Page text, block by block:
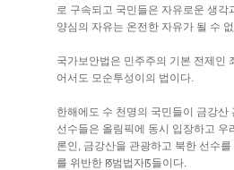
로 구속되고 국민들은 자유로운 생
양심의 자유는 온전한 자유가 될 수
국가보안법은 민주주의 기본 전제인
어서도 모순투성이의 법이다.
한해에도 수 천명의 국민들이 금강
선수들은 올림픽에 동시 입장하고
론인, 금강산을 관광하고 북한 선수
를 위반한 ꡐ범법자ꡑ들이다.